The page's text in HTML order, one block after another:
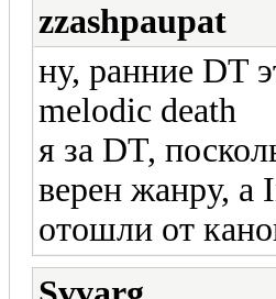
zzashpaupat
ну, ранние DT
melodic death
я за DT,
верен жанру, а
отошли от